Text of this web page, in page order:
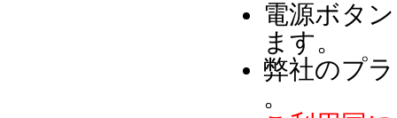
電源ボタ
ます。
弊社のプ
。